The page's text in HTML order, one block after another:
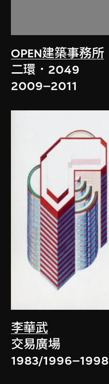
OPEN建築事務所
二環．2049
2009–2011
李華武
交易廣場
1983/1996–1998